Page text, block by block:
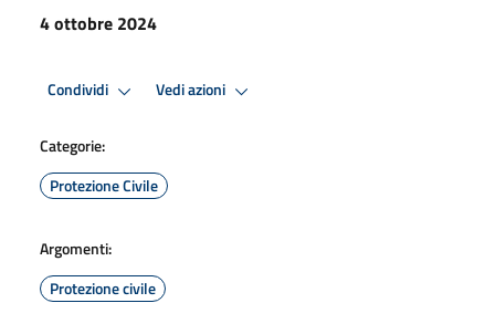
4 ottobre 2024
Condividi Vedi azioni
Categorie:
Protezione Civile
Argomenti:
Protezione civile